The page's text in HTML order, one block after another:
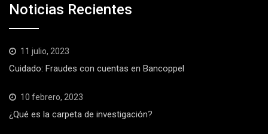
Noticias Recientes
11 julio, 2023
Cuidado: Fraudes con cuentas en Bancoppel
10 febrero, 2023
¿Qué es la carpeta de investigación?